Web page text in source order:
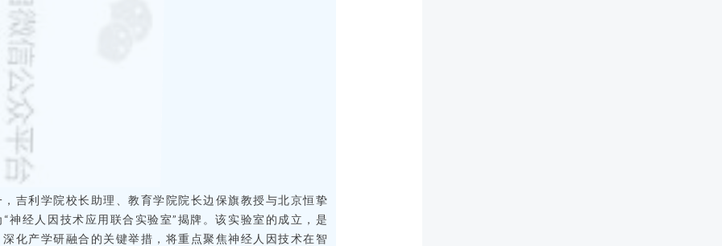
吉利学院校长助理、教育学院院长边保旗教授与北京恒挚
神经人因技术应用联合实验室”揭牌。该实验室的成立，是
化产学研融合的关键举措，将重点聚焦神经人因技术在智